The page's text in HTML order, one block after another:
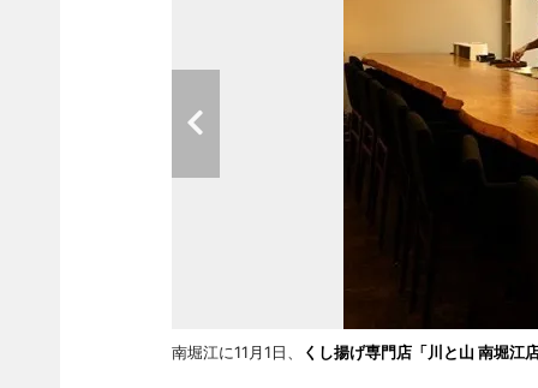
南堀江に11月1日、 くし揚げ専門店「川と山 南堀江